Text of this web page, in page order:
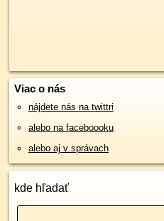
Viac o nás
nájdete nás na twittri
alebo na faceboooku
alebo aj v správach
kde hľadať